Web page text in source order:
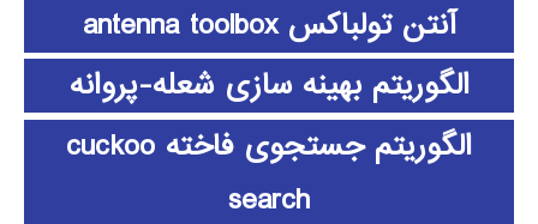
آنتن تولباکس antenna toolbox
الگوریتم بهینه سازی شعله-پروانه
الگوریتم جستجوی فاخته cuckoo
search